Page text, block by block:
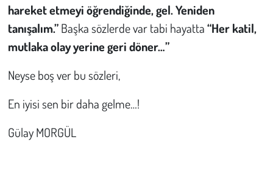
hareket etmeyi öğrendiğinde, gel. Yeniden
tanışalım.”Başka sözlerde var tabi hayatta“Her katil,
mutlaka olay yerine geri döner…”
Neyse boş ver bu sözleri,
En iyisi sen bir daha gelme…!
Gülay MORGÜL